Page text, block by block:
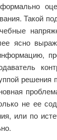
Такой
ясно
не ее
или по